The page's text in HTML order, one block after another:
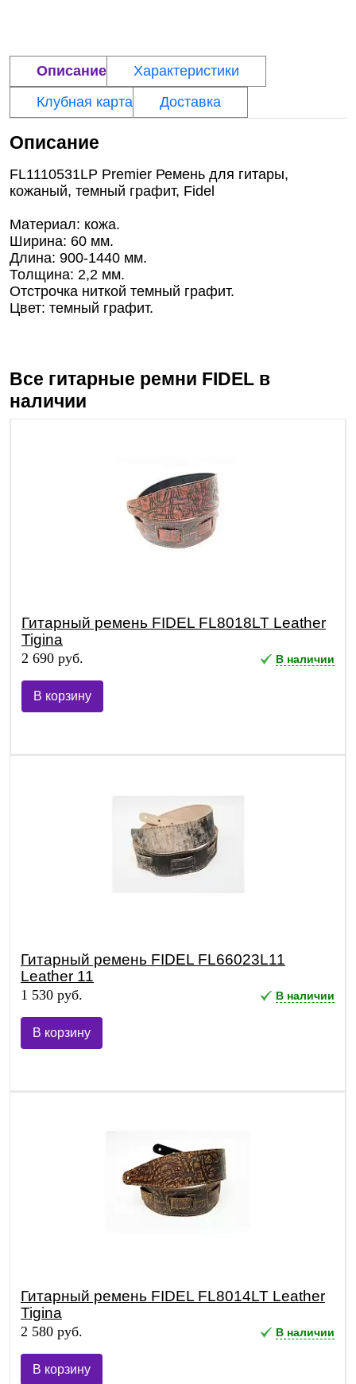
Описание
Характеристики
Клубная карта
Доставка
Описание
FL1110531LP Premier Ремень для гитары,
кожаный, темный графит, Fidel
Материал: кожа.
Ширина: 60 мм.
Длина: 900-1440 мм.
Толщина: 2,2 мм.
Отстрочка ниткой темный графит.
Цвет: темный графит.
Все гитарные ремни FIDEL в
наличии
Гитарный ремень FIDEL FL8018LT Leather
Tigina
2 690 руб. В наличии
В корзину
Гитарный ремень FIDEL FL66023L11
Leather 11
1 530 руб. В наличии
В корзину
Гитарный ремень FIDEL FL8014LT Leather
Tigina
2 580 руб. В наличии
В корзину